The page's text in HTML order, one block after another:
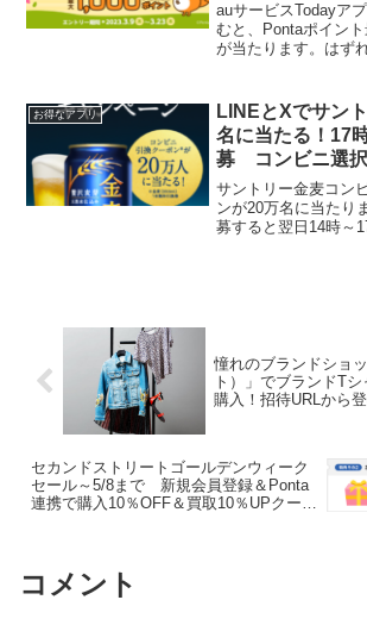
auサービスTodayア
むと、Pontaポイン
が当たります。はず
スマートニュースの
ト...
お得なアプリ
LINEとXでサン
名に当たる！17
募 コンビニ選
募完了できてる
サントリー金麦コン
ンが20万名に当たり
募すると翌日14時～
憧れのブランドショ
ト）」でブランドT
購入！招待URLから
セカンドストリートゴールデンウィーク
セール～5/8まで 新規会員登録＆Ponta
連携で購入10％OFF＆買取10％UPクーポ
コメント